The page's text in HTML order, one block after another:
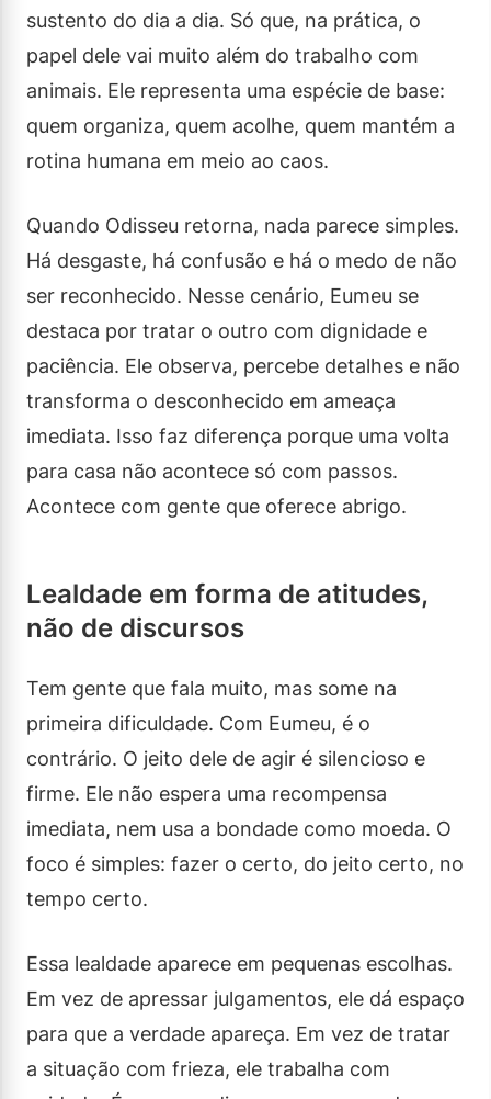
sustento do dia a dia. Só que, na prática, o
papel dele vai muito além do trabalho com
animais. Ele representa uma espécie de base:
quem organiza, quem acolhe, quem mantém a
rotina humana em meio ao caos.
Quando Odisseu retorna, nada parece simples.
Há desgaste, há confusão e há o medo de não
ser reconhecido. Nesse cenário, Eumeu se
destaca por tratar o outro com dignidade e
paciência. Ele observa, percebe detalhes e não
transforma o desconhecido em ameaça
imediata. Isso faz diferença porque uma volta
para casa não acontece só com passos.
Acontece com gente que oferece abrigo.
Lealdade em forma de atitudes,
não de discursos
Tem gente que fala muito, mas some na
primeira dificuldade. Com Eumeu, é o
contrário. O jeito dele de agir é silencioso e
firme. Ele não espera uma recompensa
imediata, nem usa a bondade como moeda. O
foco é simples: fazer o certo, do jeito certo, no
tempo certo.
Essa lealdade aparece em pequenas escolhas.
Em vez de apressar julgamentos, ele dá espaço
para que a verdade apareça. Em vez de tratar
a situação com frieza, ele trabalha com